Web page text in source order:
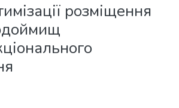
розміщення